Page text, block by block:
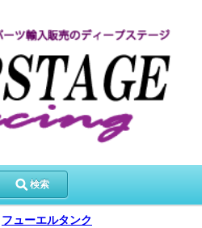
検索
フューエルタンク